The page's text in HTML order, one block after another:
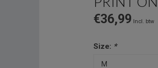
€36,99 Incl. btw
Size: *